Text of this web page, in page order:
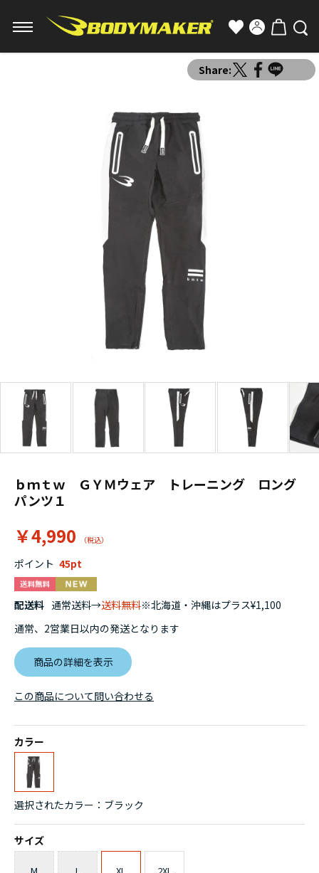
Share:
ｂｍｔｗ ＧＹＭウェア トレーニング ロング
パンツ１
￥4,990
ポイント 45
配送料 通常送料→送料無料※北海道・沖縄はプラス¥1,100
通常、2営業日以内の発送となります
商品の詳細を表示
カラー
選択されたカラー：ブラック
サイズ
この商品について問い合わせる